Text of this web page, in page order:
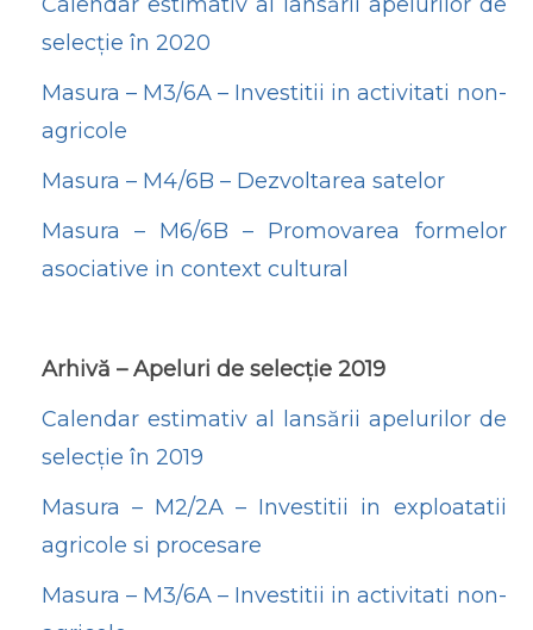
selecție în 2020
Masura – M3/6A – Investitii in activitati non-
agricole
Masura – M4/6B – Dezvoltarea satelor
Masura – M6/6B – Promovarea formelor
asociative in context cultural
Arhivă – Apeluri de selecție 2019
Calendar estimativ al lansării apelurilor de
selecție în 2019
Masura – M2/2A – Investitii in exploatatii
agricole si procesare
Masura – M3/6A – Investitii in activitati non-